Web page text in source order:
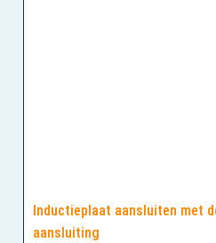
Inductieplaat aansluiten met
aansluiting